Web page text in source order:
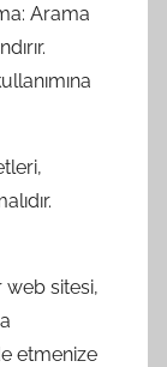
Arama
web sitesi,
etmenize